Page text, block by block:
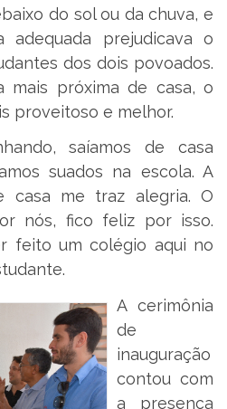
do sol ou da chuva, e
prejudicava o
dos dois povoados.
mais próxima de casa, o
proveitoso e melhor.
saíamos de casa
suados na escola. A
casa me traz alegria. O
nós, fico feliz por isso.
feito um colégio aqui no
A cerimônia
de
inauguração
contou com
a presença